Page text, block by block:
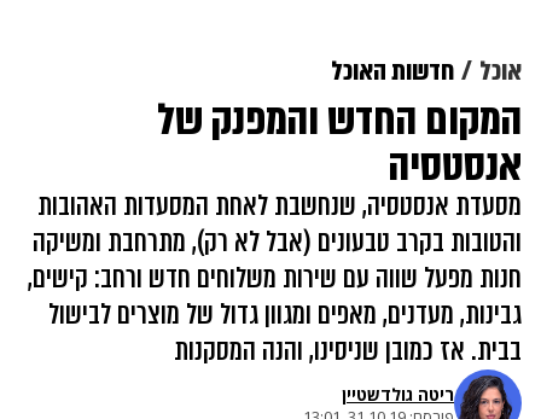
אוכל חדשות האוכל
המקום החדש והמפנק של
אנסטסיה
מסעדת אנסטסיה, שנחשבת לאחת המסעדות האהובות
והטובות בקרב טבעונים (אבל לא רק), מתרחבת ומשיקה
חנות מפעל שווה עם שירות משלוחים חדש ורחב: קישים,
גבינות, מעדנים, מאפים ומגוון גדול של מוצרים לבישול
בבית. אז כמובן שניסינו, והנה המסקנות
ריטה גולדשטיין